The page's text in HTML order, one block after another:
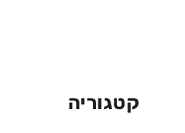
קטגוריה